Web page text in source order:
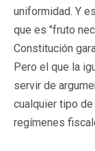
uniformidad. Y
que es "fruto
Constitución
Pero el que la
servir de
cualquier tipo
regímenes